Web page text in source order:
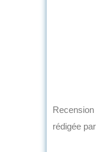
Recension
rédigée par